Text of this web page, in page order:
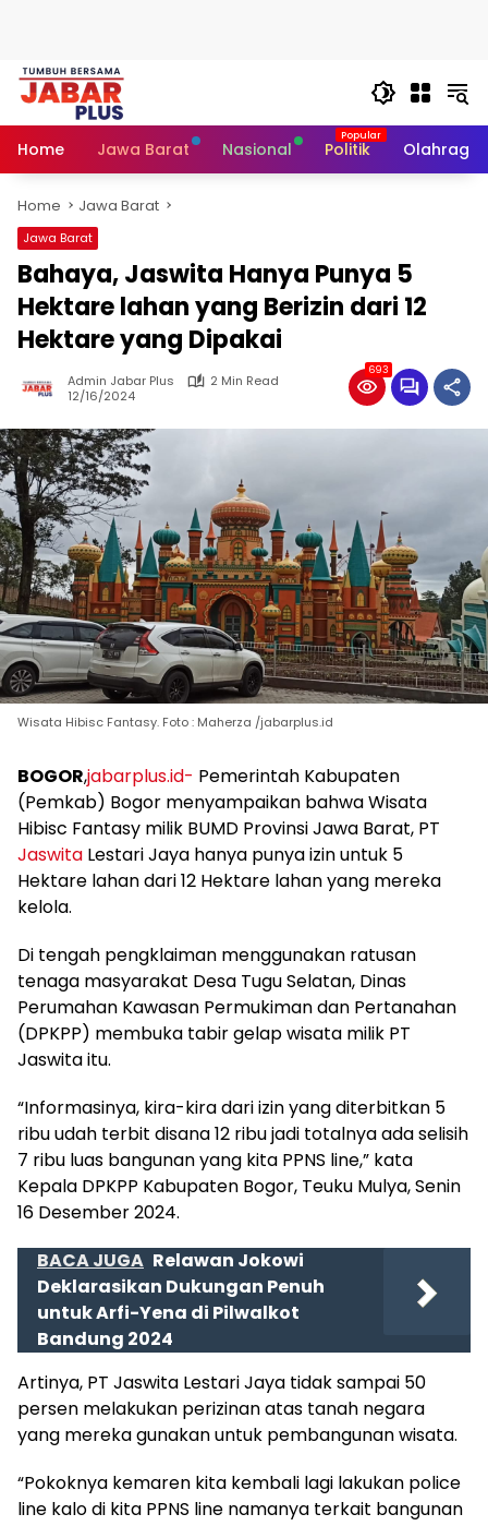
Skip
Home
Jawa Barat Nasional Politik Olahraga
Home Jawa Barat
Jawa Barat
Bahaya, Jaswita Hanya Punya 5
Hektare lahan yang Berizin dari 12
Hektare yang Dipakai
Admin Jabar Plus
2 Min Read
12/16/2024
693
Wisata Hibisc Fantasy. Foto : Maherza /jabarplus.id
BOGOR,jabarplus.id- Pemerintah Kabupaten
(Pemkab) Bogor menyampaikan bahwa Wisata
Hibisc Fantasy milik BUMD Provinsi Jawa Barat, PT
Jaswita Lestari Jaya hanya punya izin untuk 5
Hektare lahan dari 12 Hektare lahan yang mereka
kelola.
Di tengah pengklaiman menggunakan ratusan
tenaga masyarakat Desa Tugu Selatan, Dinas
Perumahan Kawasan Permukiman dan Pertanahan
(DPKPP) membuka tabir gelap wisata milik PT
Jaswita itu.
“Informasinya, kira-kira dari izin yang diterbitkan 5
ribu udah terbit disana 12 ribu jadi totalnya ada selisih
7 ribu luas bangunan yang kita PPNS line,” kata
Kepala DPKPP Kabupaten Bogor, Teuku Mulya, Senin
16 Desember 2024.
BACA JUGA Relawan Jokowi
Deklarasikan Dukungan Penuh
untuk Arfi-Yena di Pilwalkot
Bandung 2024
Artinya, PT Jaswita Lestari Jaya tidak sampai 50
persen melakukan perizinan atas tanah negara
yang mereka gunakan untuk pembangunan wisata.
“Pokoknya kemaren kita kembali lagi lakukan police
line kalo di kita PPNS line namanya terkait bangunan